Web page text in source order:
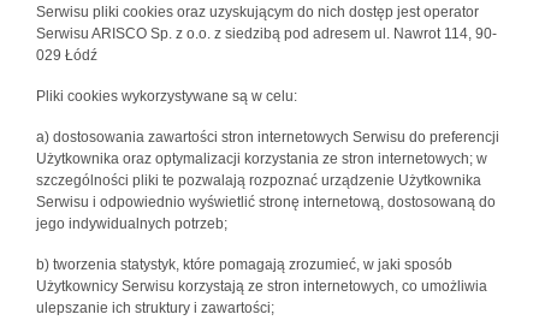
Serwisu pliki cookies oraz uzyskującym do nich dostęp jest operator
Serwisu ARISCO Sp. z o.o. z siedzibą pod adresem ul. Nawrot 114, 90-
029 Łódź
Pliki cookies wykorzystywane są w celu:
a) dostosowania zawartości stron internetowych Serwisu do preferencji
Użytkownika oraz optymalizacji korzystania ze stron internetowych; w
szczególności pliki te pozwalają rozpoznać urządzenie Użytkownika
Serwisu i odpowiednio wyświetlić stronę internetową, dostosowaną do
jego indywidualnych potrzeb;
b) tworzenia statystyk, które pomagają zrozumieć, w jaki sposób
Użytkownicy Serwisu korzystają ze stron internetowych, co umożliwia
ulepszanie ich struktury i zawartości;